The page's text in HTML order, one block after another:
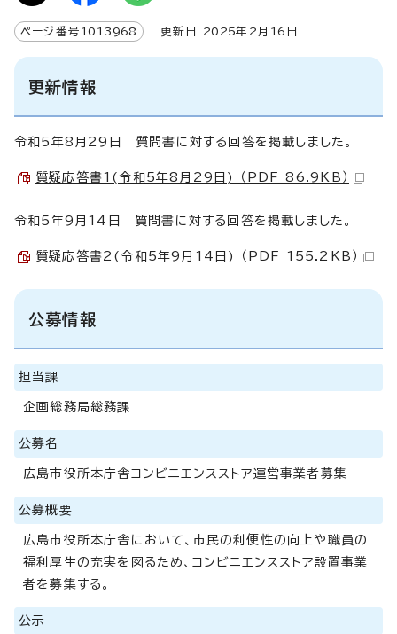
ページ番号 1013968 更新日 2025年2月 16 日
更新情報
令和5年8月29日 質問書に対する回答を掲載しました。
質疑応答書1(令和5年8月29日) （PDF 86.9KB）
令和5年9月14日 質問書に対する回答を掲載しました。
質疑応答書2(令和5年9月14日) （PDF 155.2KB）
公募情報
担当課
企画総務局総務課
公募名
広島市役所本庁舎コンビニエンスストア運営事業者募集
公募概要
広島市役所本庁舎において、市民の利便性の向上や職員の
福利厚生の充実を図るため、コンビニエンスストア設置事業
者を募集する。
公示